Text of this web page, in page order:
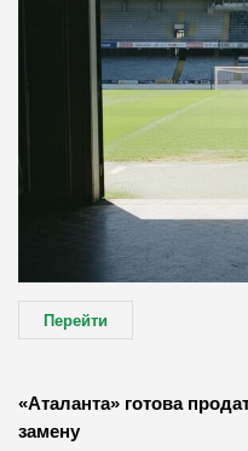
Перейти
«Аталанта» готова
замену